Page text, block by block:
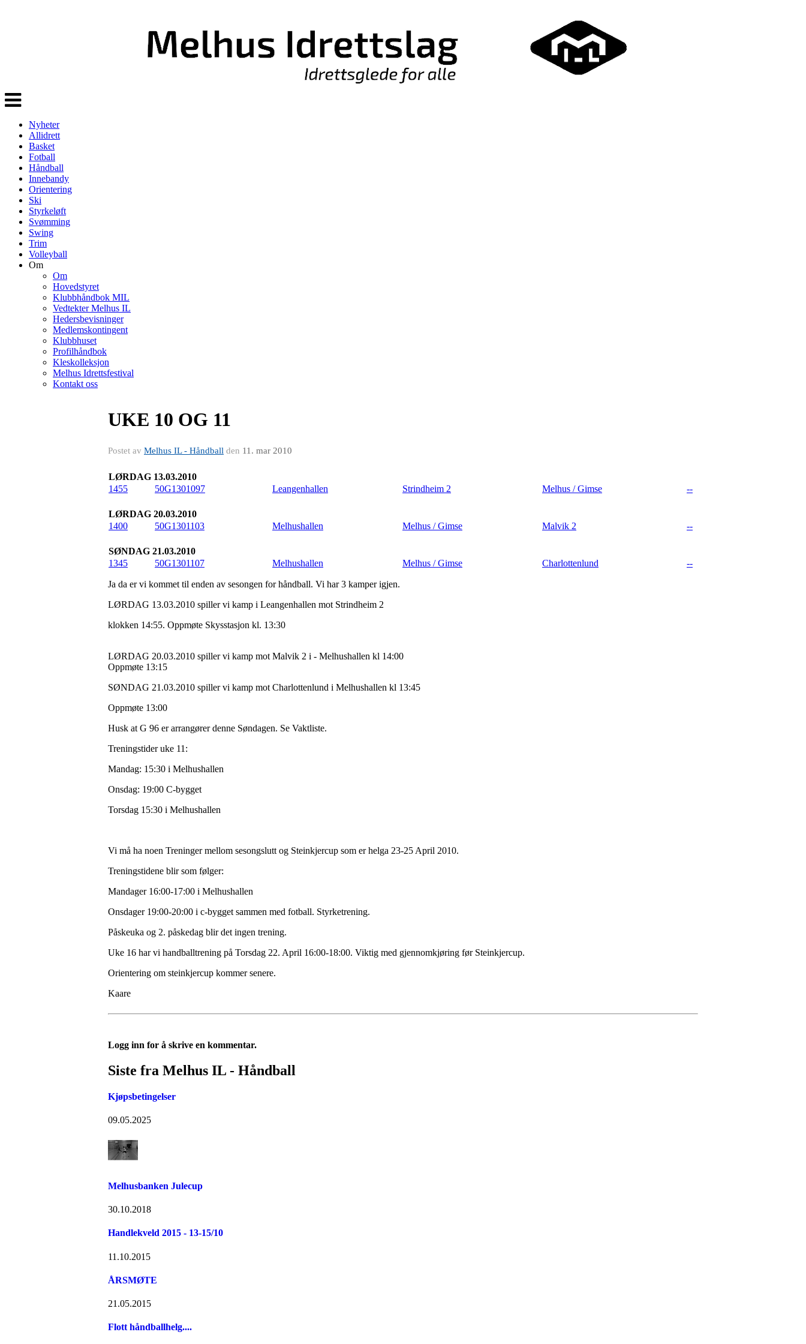
Veksle
navigasjon
Nyheter
Allidrett
Basket
Fotball
Håndball
Innebandy
Orientering
Ski
Styrkeløft
Svømming
Swing
Trim
Volleyball
Om
Om
Hovedstyret
Klubbhåndbok MIL
Vedtekter Melhus IL
Hedersbevisninger
Medlemskontingent
Klubbhuset
Profilhåndbok
Kleskolleksjon
Melhus Idrettsfestival
Kontakt oss
UKE 10 OG 11
Postet av Melhus IL - Håndball den 11. mar 2010
LØRDAG 13.03.2010
1455
50G1301097 Leangenhallen Strindheim 2 Melhus / Gimse --
LØRDAG 20.03.2010
1400
50G1301103 Melhushallen Melhus / Gimse Malvik 2 --
SØNDAG 21.03.2010
1345
50G1301107 Melhushallen Melhus / Gimse Charlottenlund --
Ja da er vi kommet til enden av sesongen for håndball. Vi har 3 kamper igjen.
LØRDAG 13.03.2010 spiller vi kamp i Leangenhallen mot Strindheim 2
klokken 14:55. Oppmøte Skysstasjon kl. 13:30
LØRDAG 20.03.2010 spiller vi kamp mot Malvik 2 i - Melhushallen kl 14:00
Oppmøte 13:15
SØNDAG 21.03.2010 spiller vi kamp mot Charlottenlund i Melhushallen kl 13:45
Oppmøte 13:00
Husk at G 96 er arrangører denne Søndagen. Se Vaktliste.
Treningstider uke 11:
Mandag: 15:30 i Melhushallen
Onsdag: 19:00 C-bygget
Torsdag 15:30 i Melhushallen
Vi må ha noen Treninger mellom sesongslutt og Steinkjercup som er helga 23-25 April 2010.
Treningstidene blir som følger:
Mandager 16:00-17:00 i Melhushallen
Onsdager 19:00-20:00 i c-bygget sammen med fotball. Styrketrening.
Påskeuka og 2. påskedag blir det ingen trening.
Uke 16 har vi handballtrening på Torsdag 22. April 16:00-18:00. Viktig med gjennomkjøring før Steinkjercup.
Orientering om steinkjercup kommer senere.
Kaare
Logg inn for å skrive en kommentar.
Siste fra Melhus IL - Håndball
Kjøpsbetingelser
09.05.2025
Melhusbanken Julecup
30.10.2018
Handlekveld 2015 - 13-15/10
11.10.2015
ÅRSMØTE
21.05.2015
Flott håndballhelg....